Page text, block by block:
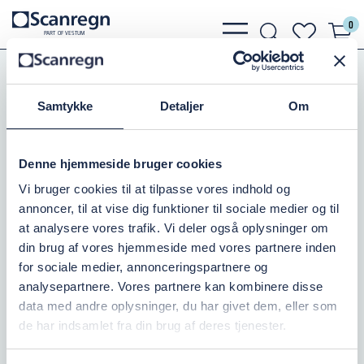
Samtykke Detaljer Om
Denne hjemmeside bruger cookies
Vi bruger cookies til at tilpasse vores indhold og
annoncer, til at vise dig funktioner til sociale medier og til
at analysere vores trafik. Vi deler også oplysninger om
din brug af vores hjemmeside med vores partnere inden
for sociale medier, annonceringspartnere og
analysepartnere. Vores partnere kan kombinere disse
data med andre oplysninger, du har givet dem, eller som
de har indsamlet fra din brug af deres tjenester.
PARTOF VESTUM
bars
light
search
light
heart 0
Slanger, Spændebånd Suge og Trykslanger
AMERICA FLEX SUGESL. 3"
Varenr.:505158075
Kontakt os
0,00 DKK inkl. moms
Læg i kurv